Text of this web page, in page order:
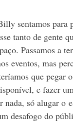
sentamos para
tanto de gente
Passamos a
eventos, mas
que pegar
e fazer
nada, só alugar o
desafogo do